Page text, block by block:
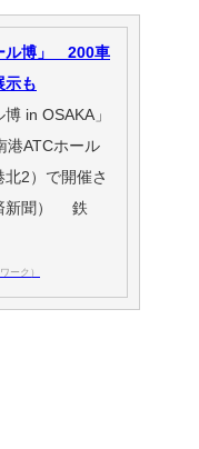
ル博」 200車
示も
in OSAKA」
港ATCホール
北2）で開催さ
新聞） 鉄
ーク）